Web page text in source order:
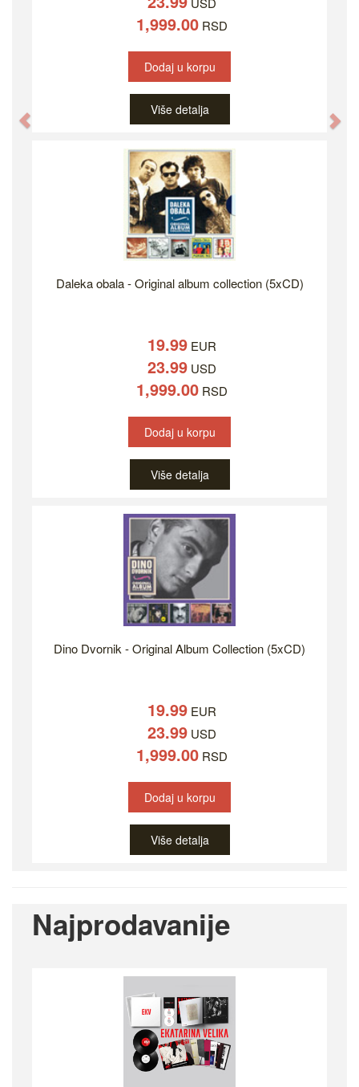
1,999.00RSD
Dodaj u korpu
Više detalja
Daleka obala - Original album collection (5xCD)
19.99EUR
23.99USD
1,999.00RSD
Dodaj u korpu
Više detalja
Dino Dvornik - Original Album Collection (5xCD)
19.99EUR
23.99USD
1,999.00RSD
Dodaj u korpu
Više detalja
Najprodavanije